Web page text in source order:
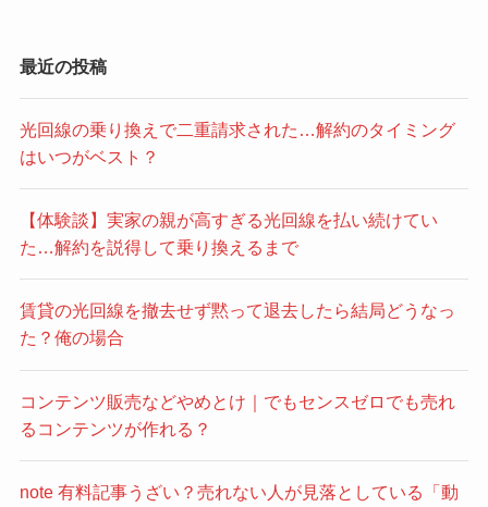
最近の投稿
光回線の乗り換えで二重請求された…解約のタイミング
はいつがベスト？
【体験談】実家の親が高すぎる光回線を払い続けてい
た…解約を説得して乗り換えるまで
賃貸の光回線を撤去せず黙って退去したら結局どうなっ
た？俺の場合
コンテンツ販売などやめとけ｜でもセンスゼロでも売れ
るコンテンツが作れる？
note 有料記事うざい？売れない人が見落としている「動